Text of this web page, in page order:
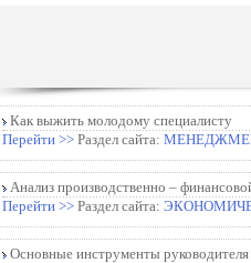
Как выжить молодому специалисту
Перейти >> Раздел сайта:
Анализ производственно –
Перейти >> Раздел сайта:
Основные инструменты руководителя